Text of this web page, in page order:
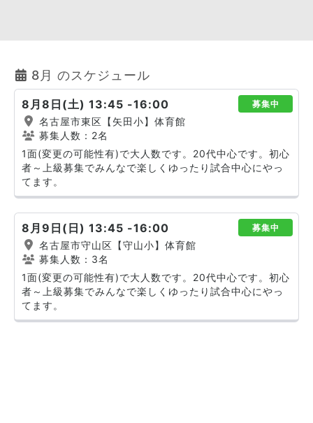
8月 のスケジュール
8月8日(土) 13:45 -16:00 募集中
名古屋市東区【矢田小】体育館
募集人数：2名
1面(変更の可能性有)で大人数です。20代中心です。初心
者～上級募集でみんなで楽しくゆったり試合中心にやっ
てます。
8月9日(日) 13:45 -16:00 募集中
名古屋市守山区【守山小】体育館
募集人数：3名
1面(変更の可能性有)で大人数です。20代中心です。初心
者～上級募集でみんなで楽しくゆったり試合中心にやっ
てます。